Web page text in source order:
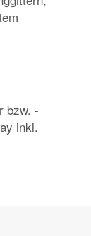
bzw. -
inkl.